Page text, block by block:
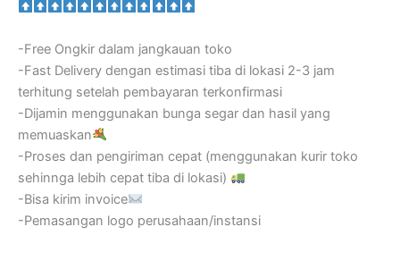
-Free Ongkir dalam jangkauan toko
-Fast Delivery dengan estimasi tiba di lokasi 2-3 jam
terhitung setelah pembayaran terkonfirmasi
-Dijamin menggunakan bunga segar dan hasil yang
memuaskan
-Proses dan pengiriman cepat (menggunakan kurir toko
sehinnga lebih cepat tiba di lokasi)
-Bisa kirim invoice
-Pemasangan logo perusahaan/instansi